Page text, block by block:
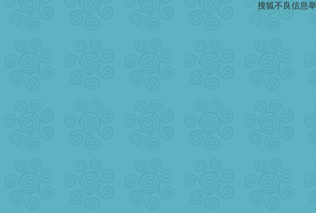
搜狐不良信息